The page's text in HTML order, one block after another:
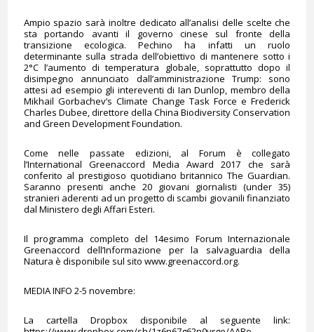
Ampio spazio sarà inoltre dedicato all’analisi delle scelte che
sta portando avanti il governo cinese sul fronte della
transizione ecologica. Pechino ha infatti un ruolo
determinante sulla strada dell’obiettivo di mantenere sotto i
2°C l’aumento di temperatura globale, soprattutto dopo il
disimpegno annunciato dall’amministrazione Trump: sono
attesi ad esempio gli intereventi di Ian Dunlop, membro della
Mikhail Gorbachev’s Climate Change Task Force e Frederick
Charles Dubee, direttore della China Biodiversity Conservation
and Green Development Foundation.
Come nelle passate edizioni, al Forum è collegato
l’International Greenaccord Media Award 2017 che sarà
conferito al prestigioso quotidiano britannico The Guardian.
Saranno presenti anche 20 giovani giornalisti (under 35)
stranieri aderenti ad un progetto di scambi giovanili finanziato
dal Ministero degli Affari Esteri.
Il programma completo del 14esimo Forum Internazionale
Greenaccord dell’Informazione per la salvaguardia della
Natura è disponibile sul sito www.greenaccord.org.
MEDIA INFO 2-5 novembre:
La cartella Dropbox disponibile al seguente link: